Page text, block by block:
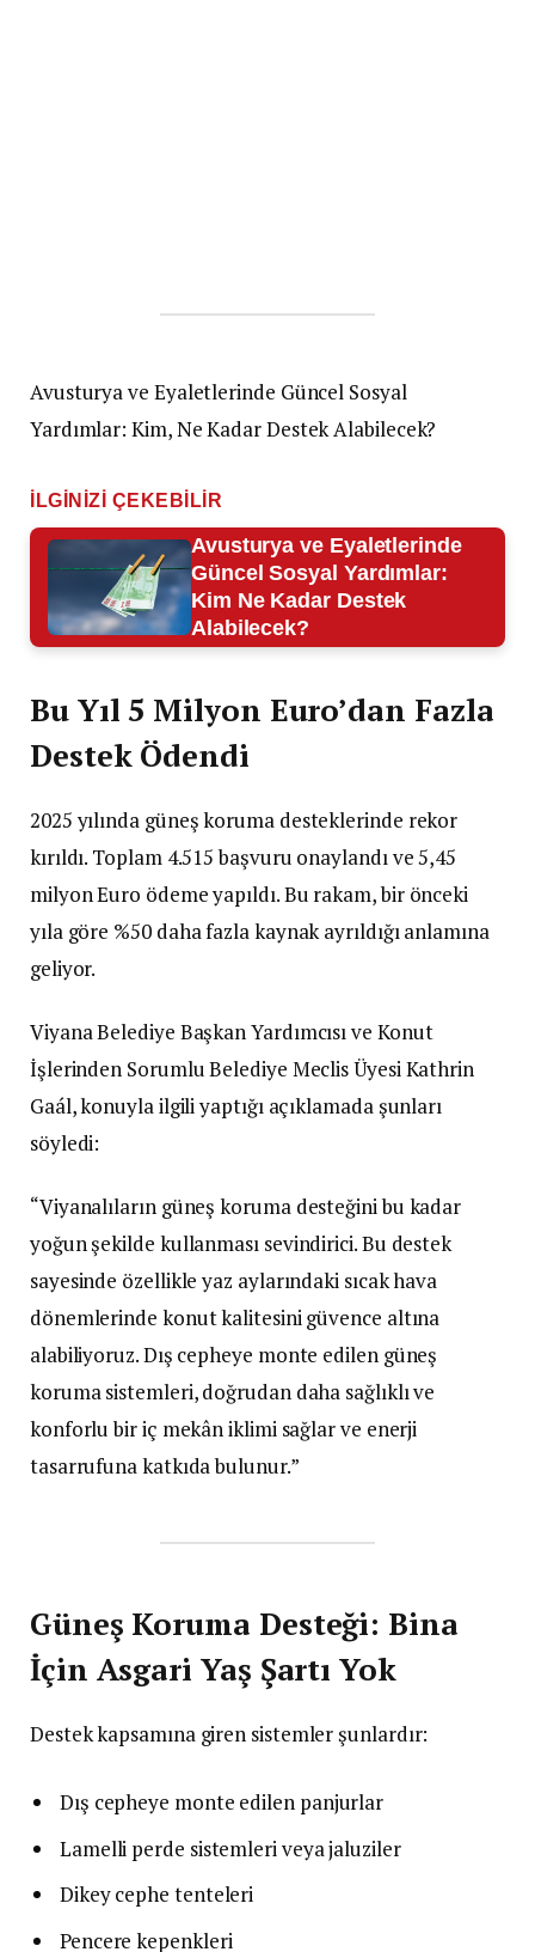
Avusturya ve Eyaletlerinde Güncel Sosyal
Yardımlar: Kim, Ne Kadar Destek Alabilecek?
İLGINIZI ÇEKEBILIR
Avusturya ve Eyaletlerinde
Güncel Sosyal Yardımlar:
Kim Ne Kadar Destek
Alabilecek?
Bu Yıl 5 Milyon Euro’dan Fazla
Destek Ödendi
2025 yılında güneş koruma desteklerinde rekor
kırıldı. Toplam 4.515 başvuru onaylandı ve 5,45
milyon Euro ödeme yapıldı. Bu rakam, bir önceki
yıla göre %50 daha fazla kaynak ayrıldığı anlamına
geliyor.
Viyana Belediye Başkan Yardımcısı ve Konut
İşlerinden Sorumlu Belediye Meclis Üyesi Kathrin
Gaál, konuyla ilgili yaptığı açıklamada şunları
söyledi:
“Viyanalıların güneş koruma desteğini bu kadar
yoğun şekilde kullanması sevindirici. Bu destek
sayesinde özellikle yaz aylarındaki sıcak hava
dönemlerinde konut kalitesini güvence altına
alabiliyoruz. Dış cepheye monte edilen güneş
koruma sistemleri, doğrudan daha sağlıklı ve
konforlu bir iç mekân iklimi sağlar ve enerji
tasarrufuna katkıda bulunur.”
Güneş Koruma Desteği: Bina
İçin Asgari Yaş Şartı Yok
Destek kapsamına giren sistemler şunlardır:
Dış cepheye monte edilen panjurlar
Lamelli perde sistemleri veya jaluziler
Dikey cephe tenteleri
Pencere kepenkleri